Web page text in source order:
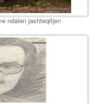
ndalen jashteqitjen